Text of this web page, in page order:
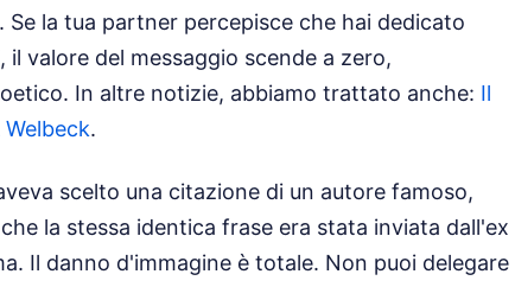
la tua partner percepisce che hai dedicato
valore del messaggio scende a zero,
In altre notizie, abbiamo trattato anche: Il
.
scelto una citazione di un autore famoso,
la stessa identica frase era stata inviata dall'ex
Il danno d'immagine è totale. Non puoi delegare